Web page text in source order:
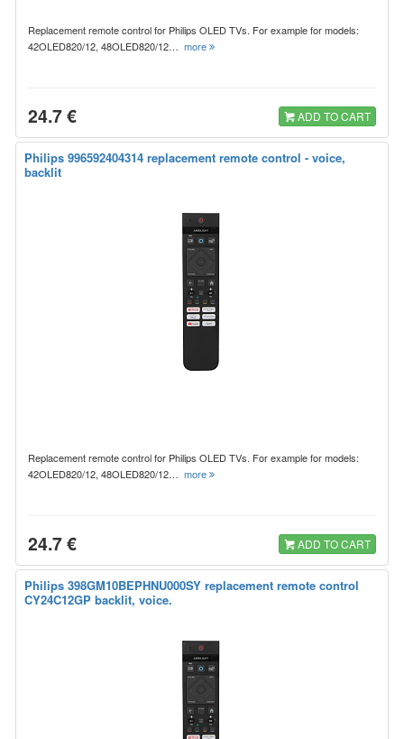
Replacement remote control for Philips OLED TVs. For example for models:
42OLED820/12, 48OLED820/12… more
24.7 € ADD TO CART
Philips 996592404314 replacement remote control - voice,
backlit
Replacement remote control for Philips OLED TVs. For example for models:
42OLED820/12, 48OLED820/12… more
24.7 € ADD TO CART
Philips 398GM10BEPHNU000SY replacement remote control
CY24C12GP backlit, voice.